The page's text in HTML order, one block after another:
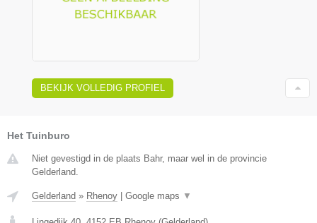
BEKIJK VOLLEDIG PROFIEL
Het Tuinburo
Niet gevestigd in de plaats Bahr, maar wel in de provincie
Gelderland.
Gelderland » Rhenoy Google maps ▼